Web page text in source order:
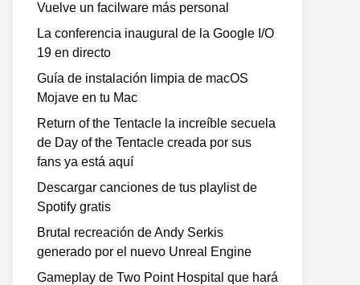
Vuelve un facilware más personal
La conferencia inaugural de la Google I/O
19 en directo
Guía de instalación limpia de macOS
Mojave en tu Mac
Return of the Tentacle la increíble secuela
de Day of the Tentacle creada por sus
fans ya está aquí
Descargar canciones de tus playlist de
Spotify gratis
Brutal recreación de Andy Serkis
generado por el nuevo Unreal Engine
Gameplay de Two Point Hospital que hará